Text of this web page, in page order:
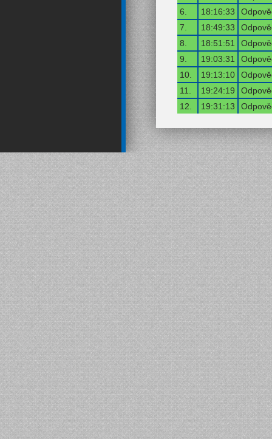
6.
18:16:33
7.
18:49:33
8.
18:51:51
9.
19:03:31
10.
19:13:10
11.
19:24:19
12.
19:31:13